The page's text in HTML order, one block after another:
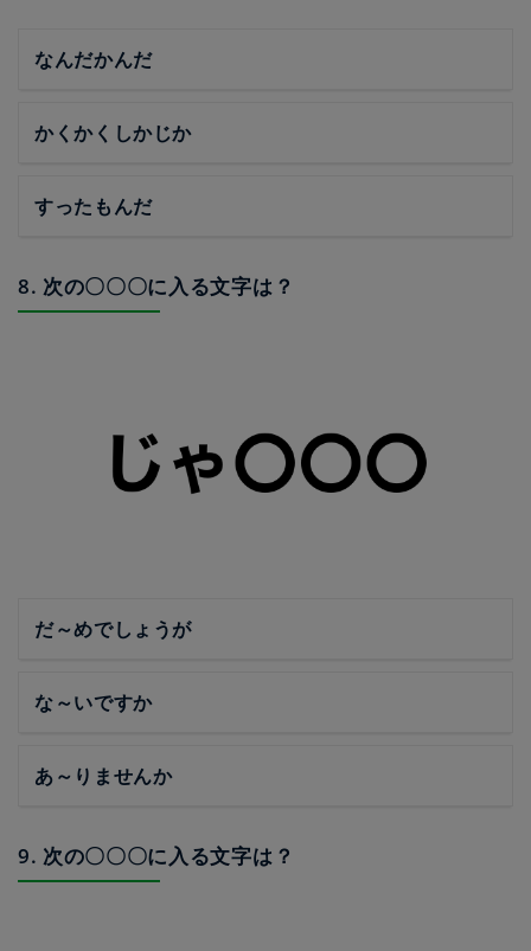
なんだかんだ
かくかくしかじか
すったもんだ
8. 次の〇〇〇に入る文字は？
だ～めでしょうが
な～いですか
あ～りませんか
9. 次の〇〇〇に入る文字は？